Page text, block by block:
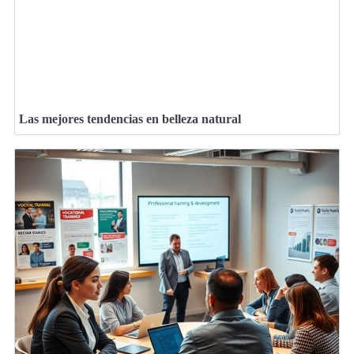
Las mejores tendencias en belleza natural